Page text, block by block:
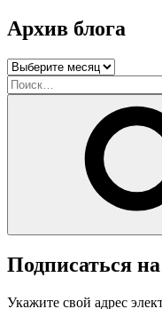
Архив блога
Архив
блога
Искать:
Подписаться
Укажите свой адрес